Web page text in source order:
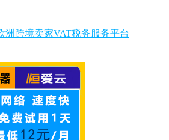
洲跨境卖家VAT税务服务平台